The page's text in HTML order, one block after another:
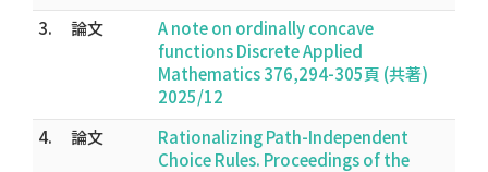
3.
論文
A note on ordinally concave
functions Discrete Applied
Mathematics 376,294-305頁 (共著)
2025/12
4.
論文
Rationalizing Path-Independent
Choice Rules. Proceedings of the